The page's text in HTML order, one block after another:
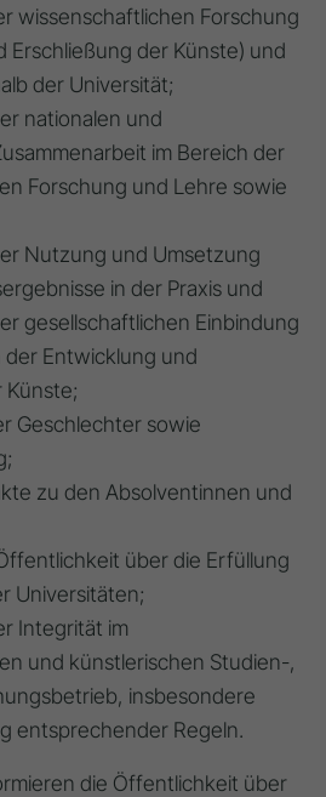
wissenschaftlichen Forschung
Erschließung der Künste) und
der Universität;
nationalen und
im Bereich der
Forschung und Lehre sowie
Nutzung und Umsetzung
in der Praxis und
gesellschaftlichen Einbindung
der Entwicklung und
Künste;
Geschlechter sowie
zu den Absolventinnen und
über die Erfüllung
Universitäten;
Integrität im
und künstlerischen Studien-,
insbesondere
entsprechender Regeln.
die Öffentlichkeit über